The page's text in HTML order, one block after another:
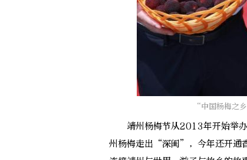
“中国杨梅之
靖州杨梅节从2013年开始举办
州杨梅走出“深闺”，今年还开通